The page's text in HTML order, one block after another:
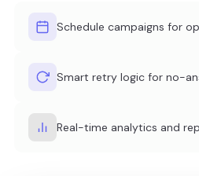
Schedule campaigns for
Smart retry logic for no-
Real-time analytics and